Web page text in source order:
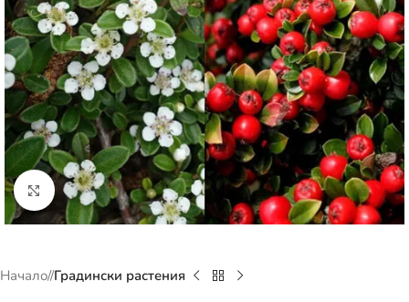
Кликнете за уголемяване
Начало/ Градински растения